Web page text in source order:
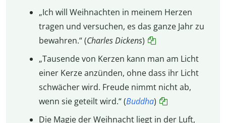
„Ich will Weihnachten in meinem Herzen
tragen und versuchen, es das ganze Jahr zu
bewahren.“ (Charles Dickens)
„Tausende von Kerzen kann man am Licht
einer Kerze anzünden, ohne dass ihr Licht
schwächer wird. Freude nimmt nicht ab,
wenn sie geteilt wird.“ (Buddha)
Die Magie der Weihnacht liegt in der Luft,